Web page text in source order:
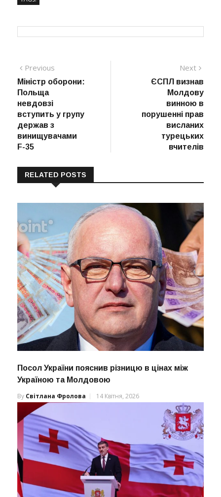
Навігація
записів
Previous
post:
Міністр оборони:
Польща
невдовзі
вступить у групу
держав з
винищувачами
F-35
Next
ЄСПЛ визнав
Молдову
винною в
порушенні прав
висланих
турецьких
вчителів
RELATED POSTS
Посол України пояснив різницю в цінах між
Україною та Молдовою
By Світлана Фролова 14 Квітня, 2026